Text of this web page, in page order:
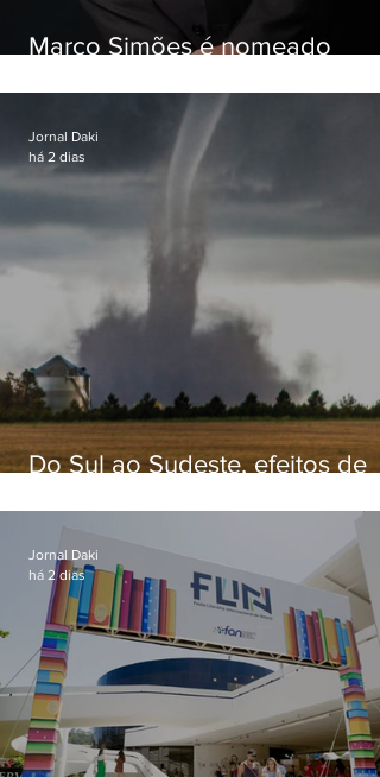
Marco Simões é nomeado
Do Sul ao Sudeste, efeitos de
apreensão na população
Jornal Daki
há 2 dias
Jornal Daki
há 2 dias